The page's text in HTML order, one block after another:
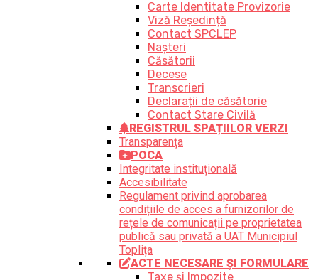
Carte Identitate Provizorie
Viză Reședință
Contact SPCLEP
Nașteri
Căsătorii
Decese
Transcrieri
Declarații de căsătorie
Contact Stare Civilă
REGISTRUL SPAȚIILOR VERZI
Transparența
POCA
Integritate instituțională
Accesibilitate
Regulament privind aprobarea
condițiile de acces a furnizorilor de
rețele de comunicații pe proprietatea
publică sau privată a UAT Municipiul
Toplița
ACTE NECESARE ȘI FORMULARE
Taxe și Impozite